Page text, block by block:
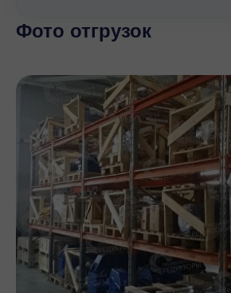
Фото отгрузок